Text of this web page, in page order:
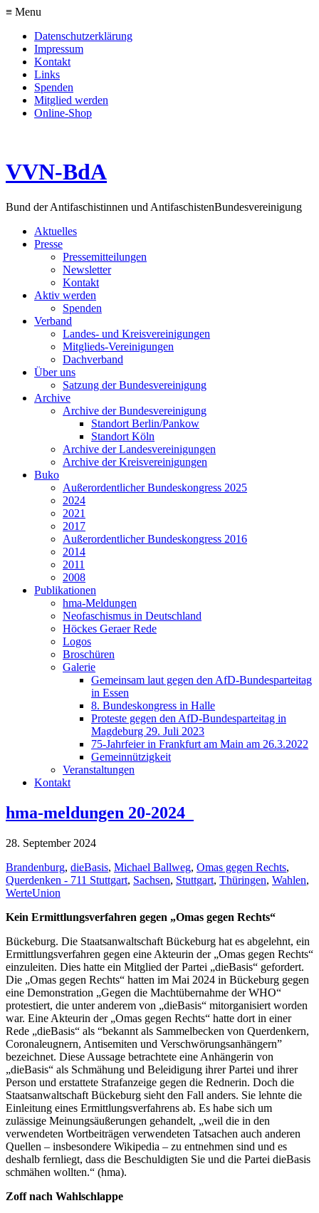
≡ Menu
Datenschutzerklärung
Impressum
Kontakt
Links
Spenden
Mitglied werden
Online-Shop
VVN-BdA
Bund der Antifaschistinnen und AntifaschistenBundesvereinigung
Aktuelles
Presse
Pressemitteilungen
Newsletter
Kontakt
Aktiv werden
Spenden
Verband
Landes- und Kreisvereinigungen
Mitglieds-Vereinigungen
Dachverband
Über uns
Satzung der Bundesvereinigung
Archive
Archive der Bundesvereinigung
Standort Berlin/Pankow
Standort Köln
Archive der Landesvereinigungen
Archive der Kreisvereinigungen
Buko
Außerordentlicher Bundeskongress 2025
2024
2021
2017
Außerordentlicher Bundeskongress 2016
2014
2011
2008
Publikationen
hma-Meldungen
Neofaschismus in Deutschland
Höckes Geraer Rede
Logos
Broschüren
Galerie
Gemeinsam laut gegen den AfD-Bundesparteitag
in Essen
8. Bundeskongress in Halle
Proteste gegen den AfD-Bundesparteitag in
Magdeburg 29. Juli 2023
75-Jahrfeier in Frankfurt am Main am 26.3.2022
Gemeinnützigkeit
Veranstaltungen
Kontakt
hma-meldungen 20-2024
28. September 2024
Brandenburg, dieBasis, Michael Ballweg, Omas gegen Rechts,
Querdenken - 711 Stuttgart, Sachsen, Stuttgart, Thüringen, Wahlen,
WerteUnion
Kein Ermittlungsverfahren gegen „Omas gegen Rechts“
Bückeburg. Die Staatsanwaltschaft Bückeburg hat es abgelehnt, ein
Ermittlungsverfahren gegen eine Akteurin der „Omas gegen Rechts“
einzuleiten. Dies hatte ein Mitglied der Partei „dieBasis“ gefordert.
Die „Omas gegen Rechts“ hatten im Mai 2024 in Bückeburg gegen
eine Demonstration „Gegen die Machtübernahme der WHO“
protestiert, die unter anderem von „dieBasis“ mitorganisiert worden
war. Eine Akteurin der „Omas gegen Rechts“ hatte dort in einer
Rede „dieBasis“ als “bekannt als Sammelbecken von Querdenkern,
Coronaleugnern, Antisemiten und Verschwörungsanhängern”
bezeichnet. Diese Aussage betrachtete eine Anhängerin von
„dieBasis“ als Schmähung und Beleidigung ihrer Partei und ihrer
Person und erstattete Strafanzeige gegen die Rednerin. Doch die
Staatsanwaltschaft Bückeburg sieht den Fall anders. Sie lehnte die
Einleitung eines Ermittlungsverfahrens ab. Es habe sich um
zulässige Meinungsäußerungen gehandelt, „weil die in den
verwendeten Wortbeiträgen verwendeten Tatsachen auch anderen
Quellen – insbesondere Wikipedia – zu entnehmen sind und es
deshalb fernliegt, dass die Beschuldigten Sie und die Partei dieBasis
schmähen wollten.“ (hma).
Zoff nach Wahlschlappe